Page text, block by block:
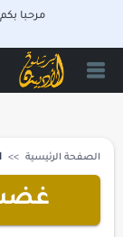
مرحبا
الصفحة الرئيسية